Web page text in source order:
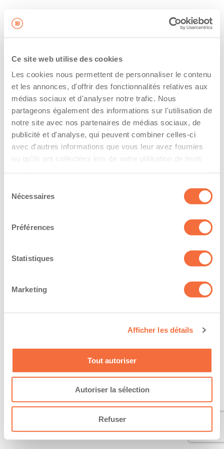
Ce site web utilise des cookies
Les cookies nous permettent de personnaliser le contenu
et les annonces, d'offrir des fonctionnalités relatives aux
médias sociaux et d'analyser notre trafic. Nous
partageons également des informations sur l'utilisation de
notre site avec nos partenaires de médias sociaux, de
publicité et d'analyse, qui peuvent combiner celles-ci
avec d'autres informations que vous leur avez fournies
ou qu'ils ont collectées lors de votre utilisation de leurs
Nécessaires
Préférences
Statistiques
Marketing
Afficher les détails
Tout autoriser
Autoriser la sélection
Refuser